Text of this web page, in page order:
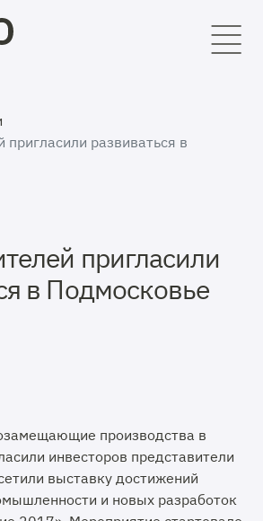
пригласили развиваться в
пригласили
в Подмосковье
производства в
инвесторов представители
выставку достижений
и новых разработок